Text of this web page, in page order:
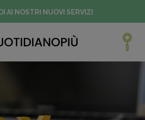
AI NOSTRI NUOVI SERVIZI